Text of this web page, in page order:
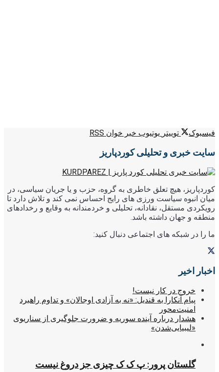
فیسبوک توییتر یوتیوب خبر خوان RSS
سایت خبری و تحلیلی کوردپاریز
کوردپاریز، هیچ تعلق خاطری به گروه، حزب و یا جریان سیاسی، در
میان انبوه سیاست ورزی های رایج احساس نمی کند و تلاش دارد تا
رویکردی مستقل، نقادانه، تحلیلی و خردمندانه به وقایع و رخدادهای
منطقه و جهان داشته باشد.
ما را در شبکه های اجتماعی دنبال کنید:
اخبار اخیر
خروج در کار نیست!
پیام آنکارا به قندیل: «نه به آزادی اوجالان» و تداوم راهبرد
امنیت‌محور
هشدار درباره آینده سوریه و ضرورت جلوگیری از سناریوی
«لیبیایی‌شدن»
گلستان پرور: پ ک ک چیزی جز دروغ نیست